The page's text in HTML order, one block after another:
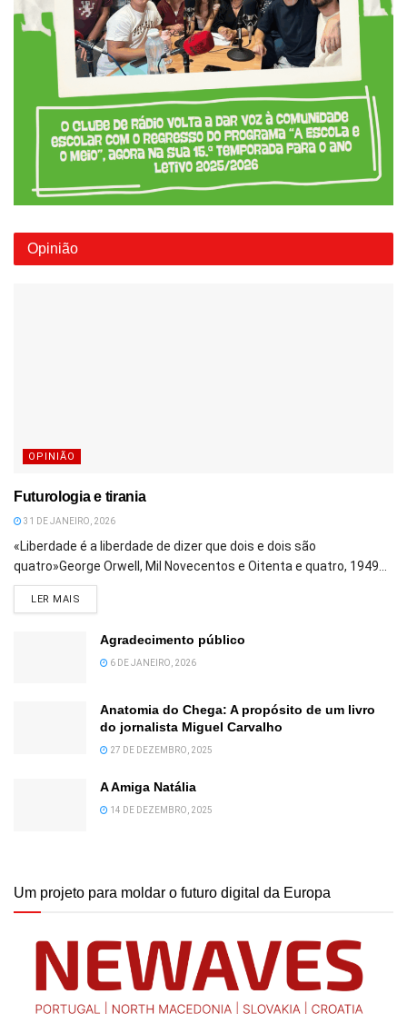
Opinião
OPINIÃO
Futurologia e tirania
31 DE JANEIRO, 2026
«Liberdade é a liberdade de dizer que dois e dois são
quatro»George Orwell, Mil Novecentos e Oitenta e quatro, 1949...
LER MAIS
Agradecimento público
6 DE JANEIRO, 2026
Anatomia do Chega: A propósito de um livro
do jornalista Miguel Carvalho
27 DE DEZEMBRO, 2025
A Amiga Natália
14 DE DEZEMBRO, 2025
Um projeto para moldar o futuro digital da Europa